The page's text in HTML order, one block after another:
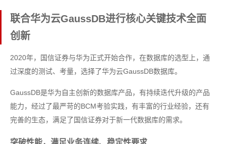
联合华为云GaussDB进行核心关键技术全面
创新
2020年，国信证券与华为正式开始合作，在数据库的选型上，通
过深度的测试、考量，选择了华为云GaussDB数据库。
GaussDB是华为自主创新的数据库产品，有持续迭代升级的产品
能力，经过了最严苛的BCM考验实践，有丰富的行业经验，还有
完善的生态，满足了国信证券对于新一代数据库的需求。
突破性能，满足业务连续、稳定性要求